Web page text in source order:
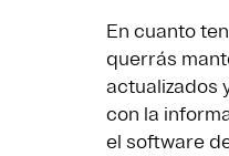
En cuanto
querrás
actualizados
con la
el software